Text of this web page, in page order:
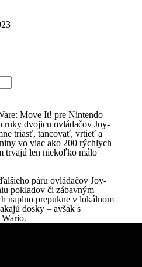
Move It! pre Nintendo
ruky dvojicu ovládačov Joy-
triasť, tancovať, vrtieť a
vo viac ako 200 rýchlych
trvajú len niekoľko málo
páru ovládačov Joy-
pokladov či zábavným
naplno prepukne v lokálnom
dosky – avšak s